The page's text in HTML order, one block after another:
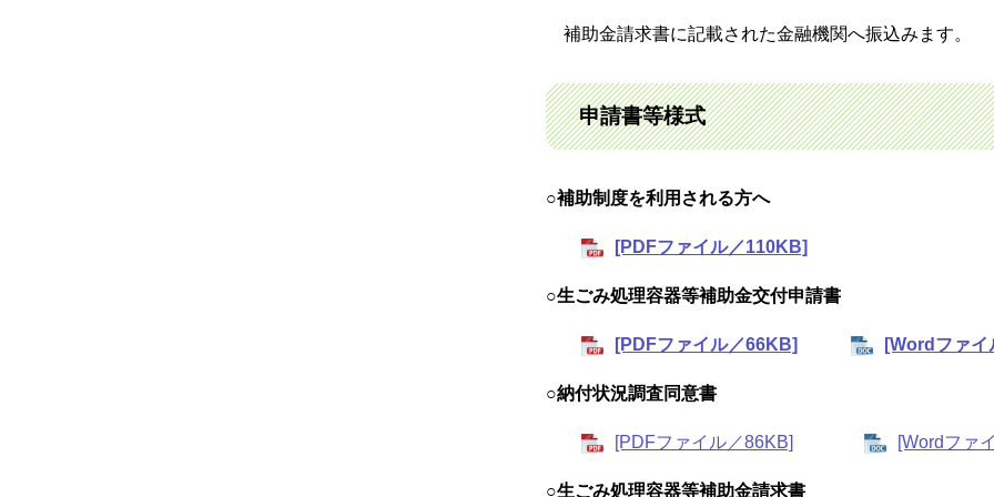
補助金請求書に記載された金融機関へ振込みます。
申請書等様式
○補助制度を利用される方へ
[PDFファイル／110KB]
○生ごみ処理容器等補助金交付申請書
[PDFファイル／66KB] [Wordファイ
○納付状況調査同意書
[PDFファイル／86KB] [Wordファ
○生ごみ処理容器等補助金請求書